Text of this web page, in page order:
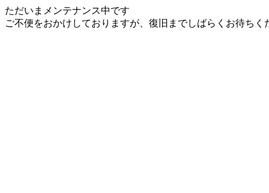
ただいまメンテナンス中です
ご不便をおかけしておりますが、復旧までしばらくお待ちく